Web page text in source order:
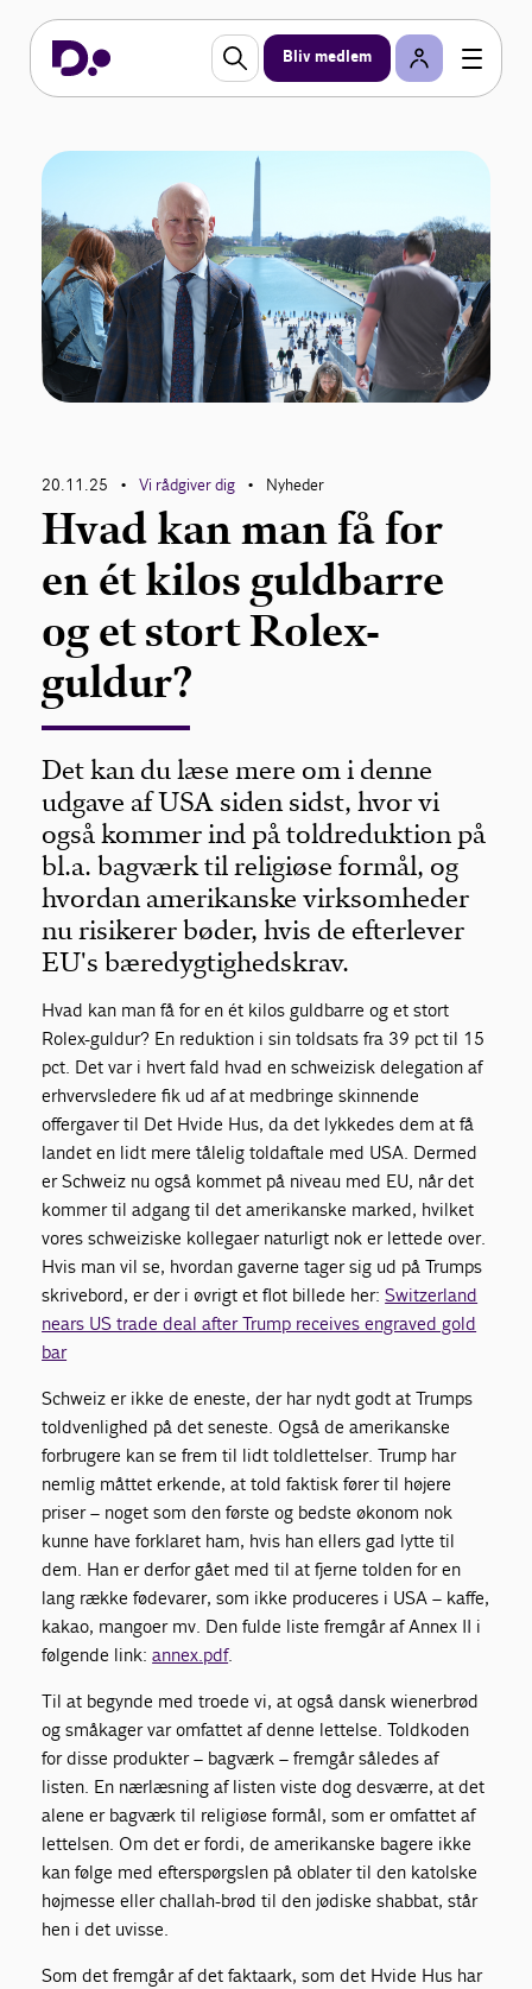
Bliv medlem
20.11.25 • Vi rådgiver dig • Nyheder
Hvad kan man få for
en ét kilos guldbarre
og et stort Rolex-
guldur?
Det kan du læse mere om i denne
udgave af USA siden sidst, hvor vi
også kommer ind på toldreduktion på
bl.a. bagværk til religiøse formål, og
hvordan amerikanske virksomheder
nu risikerer bøder, hvis de efterlever
EU's bæredygtighedskrav.
Hvad kan man få for en ét kilos guldbarre og et stort
Rolex-guldur? En reduktion i sin toldsats fra 39 pct til 15
pct. Det var i hvert fald hvad en schweizisk delegation af
erhvervsledere fik ud af at medbringe skinnende
offergaver til Det Hvide Hus, da det lykkedes dem at få
landet en lidt mere tålelig toldaftale med USA. Dermed
er Schweiz nu også kommet på niveau med EU, når det
kommer til adgang til det amerikanske marked, hvilket
vores schweiziske kollegaer naturligt nok er lettede over.
Hvis man vil se, hvordan gaverne tager sig ud på Trumps
skrivebord, er der i øvrigt et flot billede her:Switzerland
nears US trade deal after Trump receives engraved gold
bar
Schweiz er ikke de eneste, der har nydt godt at Trumps
toldvenlighed på det seneste. Også de amerikanske
forbrugere kan se frem til lidt toldlettelser. Trump har
nemlig måttet erkende, at told faktisk fører til højere
priser – noget som den første og bedste økonom nok
kunne have forklaret ham, hvis han ellers gad lytte til
dem. Han er derfor gået med til at fjerne tolden for en
lang række fødevarer, som ikke produceres i USA – kaffe,
kakao, mangoer mv. Den fulde liste fremgår af Annex II i
følgende link:annex.pdf.
Til at begynde med troede vi, at også dansk wienerbrød
og småkager var omfattet af denne lettelse. Toldkoden
for disse produkter – bagværk – fremgår således af
listen. En nærlæsning af listen viste dog desværre, at det
alene er bagværk til religiøse formål, som er omfattet af
lettelsen. Om det er fordi, de amerikanske bagere ikke
kan følge med efterspørgslen på oblater til den katolske
højmesse eller challah-brød til den jødiske shabbat, står
hen i det uvisse.
Som det fremgår af det faktaark, som det Hvide Hus har